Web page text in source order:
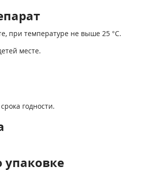
при температуре не выше 25 °С.
месте.
годности.